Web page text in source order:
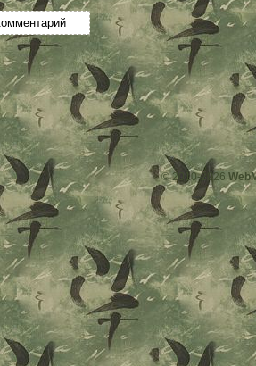
© 2010-2026